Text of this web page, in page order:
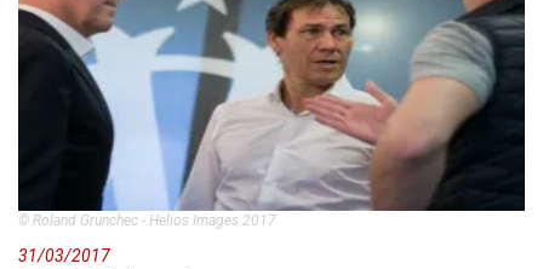
© Roland Grunchec - Helios Images 2017
31/03/2017